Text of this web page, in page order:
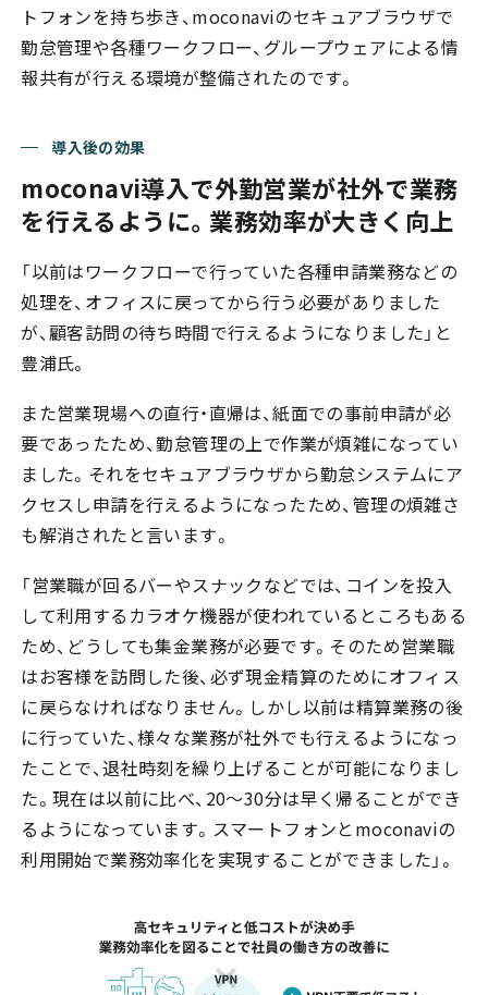
トフォンを持ち歩き、moconaviのセキュアブラウザで
勤怠管理や各種ワークフロー、グループウェアによる情
報共有が行える環境が整備されたのです。
導入後の効果
moconavi導入で外勤営業が社外で業務
を行えるように。業務効率が大きく向上
「以前はワークフローで行っていた各種申請業務などの
処理を、オフィスに戻ってから行う必要がありました
が、顧客訪問の待ち時間で行えるようになりました」と
豊浦氏。
また営業現場への直行・直帰は、紙面での事前申請が必
要であったため、勤怠管理の上で作業が煩雑になってい
ました。それをセキュアブラウザから勤怠システムにア
クセスし申請を行えるようになったため、管理の煩雑さ
も解消されたと言います。
「営業職が回るバーやスナックなどでは、コインを投入
して利用するカラオケ機器が使われているところもある
ため、どうしても集金業務が必要です。そのため営業職
はお客様を訪問した後、必ず現金精算のためにオフィス
に戻らなければなりません。しかし以前は精算業務の後
に行っていた、様々な業務が社外でも行えるようになっ
たことで、退社時刻を繰り上げることが可能になりまし
た。現在は以前に比べ、20～30分は早く帰ることができ
るようになっています。スマートフォンとmoconaviの
利用開始で業務効率化を実現することができました」。